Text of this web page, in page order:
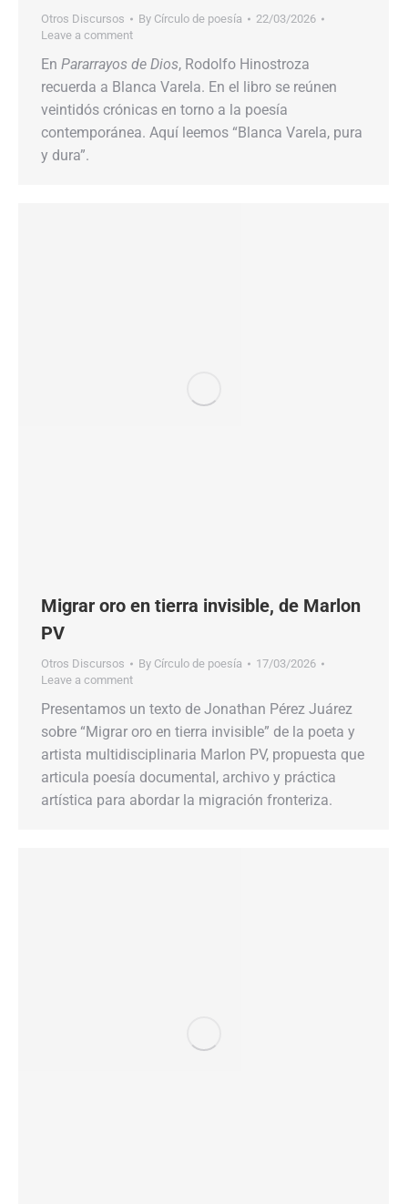
Otros Discursos By Círculo de poesía
22/03/2026
Leave a comment
En Pararrayos de Dios, Rodolfo Hinostroza
recuerda a Blanca Varela. En el libro se reúnen
veintidós crónicas en torno a la poesía
contemporánea. Aquí leemos “Blanca Varela, pura
y dura”.
Migrar oro en tierra invisible, de Marlon
PV
Otros Discursos By Círculo de poesía
17/03/2026
Leave a comment
Presentamos un texto de Jonathan Pérez Juárez
sobre “Migrar oro en tierra invisible” de la poeta y
artista multidisciplinaria Marlon PV, propuesta que
articula poesía documental, archivo y práctica
artística para abordar la migración fronteriza.